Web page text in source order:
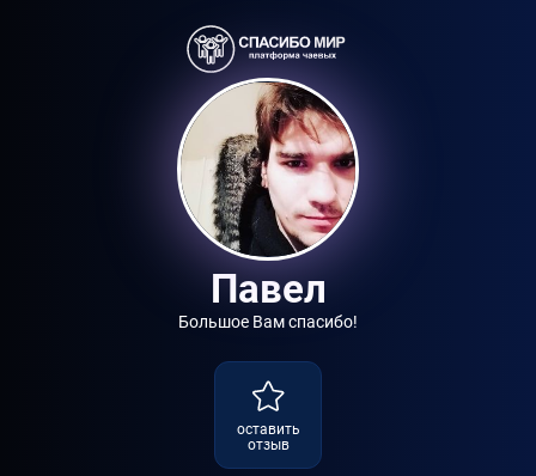
Павел
Большое Вам спасибо!
оставить
отзыв